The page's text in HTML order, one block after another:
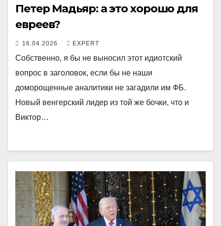
Петер Мадьяр: а это хорошо для
евреев?
16.04.2026 EXPERT
Собственно, я бы не выносил этот идиотский
вопрос в заголовок, если бы не наши
доморощенные аналитики не загадили им ФБ.
Новый венгерский лидер из той же бочки, что и
Виктор…